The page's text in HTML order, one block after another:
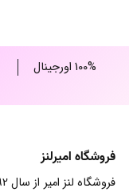
100% اورجینال
فروشگاه امیرلنز